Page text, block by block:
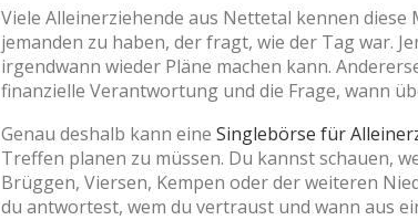
Viele Alleinerziehende aus Nettetal kennen
jemanden zu haben, der fragt, wie der Tag war.
irgendwann wieder Pläne machen kann.
finanzielle Verantwortung und die Frage, wann
Genau deshalb kann eine Singlebörse für
Treffen planen zu müssen. Du kannst schauen,
Brüggen, Viersen, Kempen oder der weiteren
du antwortest, wem du vertraust und wann aus